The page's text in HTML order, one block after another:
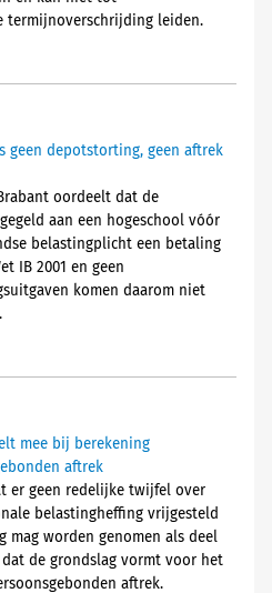
termijnoverschrijding leiden.
geen depotstorting, geen aftrek
oordeelt dat de
aan een hogeschool vóór
belastingplicht een betaling
IB 2001 en geen
komen daarom niet
mee bij berekening
aftrek
er geen redelijke twijfel over
belastingheffing vrijgesteld
mag worden genomen als deel
de grondslag vormt voor het
aftrek.